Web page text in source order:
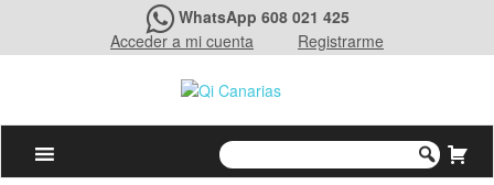
WhatsApp 608 021 425
Acceder a mi cuenta
Registrarme